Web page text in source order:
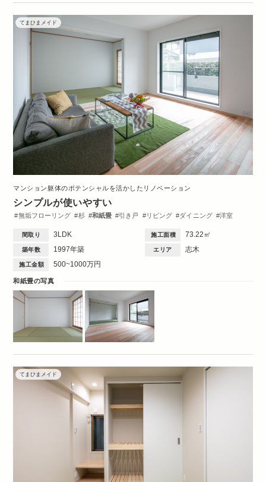
てまひまメイド
マンション躯体のポテンシャルを活かしたリノベーション
シンプルが使いやすい
無垢フローリング 杉 和紙畳 引き戸 リビング ダイニング
洋室
間取り 3LDK 施工面積 73.22㎡
築年数 1997年築 エリア 志木
施工金額 500~1000万円
和紙畳の写真
てまひまメイド